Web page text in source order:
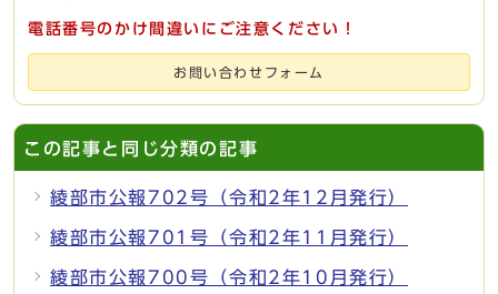
電話番号のかけ間違いにご注意ください！
お問い合わせフォーム
この記事と同じ分類の記事
綾部市公報702号（令和2年12月発行）
綾部市公報701号（令和2年11月発行）
綾部市公報700号（令和2年10月発行）